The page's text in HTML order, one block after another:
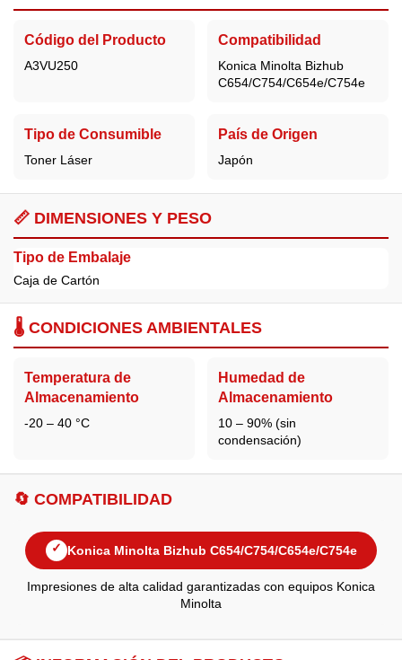
Código del Producto
A3VU250
Compatibilidad
Konica Minolta Bizhub
C654/C754/C654e/C754e
Tipo de Consumible
Toner Láser
País de Origen
Japón
📏 DIMENSIONES Y PESO
Tipo de Embalaje
Caja de Cartón
🌡️ CONDICIONES AMBIENTALES
Temperatura de
Almacenamiento
-20 – 40 °C
Humedad de
Almacenamiento
10 – 90% (sin
condensación)
🔄 COMPATIBILIDAD
✓ Konica Minolta Bizhub C654/C754/C654e/C754e
Impresiones de alta calidad garantizadas con equipos Konica
Minolta